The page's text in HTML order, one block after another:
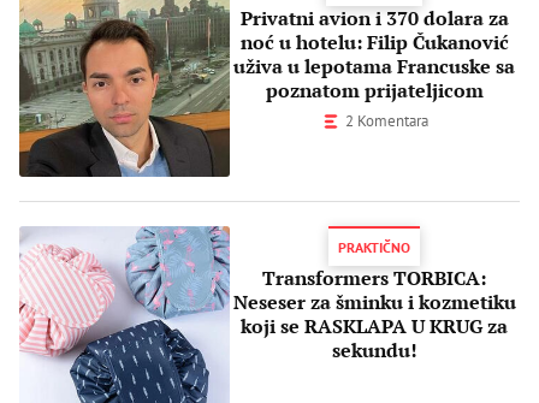
Privatni avion i 370 dolara za
noć u hotelu: Filip Čukanović
uživa u lepotama Francuske sa
poznatom prijateljicom
2 Komentara
PRAKTIČNO
Transformers TORBICA:
Neseser za šminku i kozmetiku
koji se RASKLAPA U KRUG za
sekundu!